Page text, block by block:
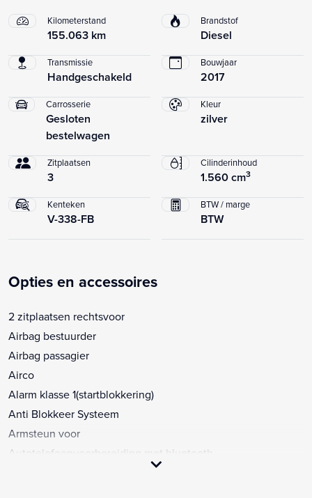
Kilometerstand
155.063 km
Brandstof
Diesel
Transmissie
Handgeschakeld
Bouwjaar
2017
Carrosserie
Gesloten
bestelwagen
Kleur
zilver
Zitplaatsen
3
Cilinderinhoud
1.560 cm3
Kenteken
V-338-FB
BTW / marge
BTW
Opties en accessoires
2 zitplaatsen rechtsvoor
Airbag bestuurder
Airbag passagier
Airco
Alarm klasse 1(startblokkering)
Anti Blokkeer Systeem
Armsteun voor
Autotelefoonvoorbereiding met bluetooth
Bandenspanningscontrolesysteem